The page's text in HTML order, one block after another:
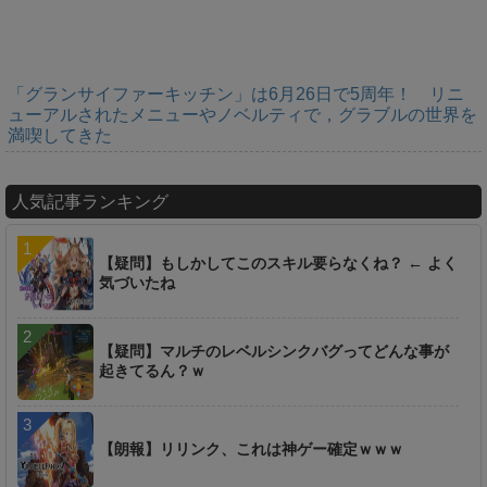
「グランサイファーキッチン」は6月26日で5周年！ リニ
ューアルされたメニューやノベルティで，グラブルの世界を
満喫してきた
人気記事ランキング
【疑問】もしかしてこのスキル要らなくね？ ← よく
気づいたね
【疑問】マルチのレベルシンクバグってどんな事が
起きてるん？ｗ
【朗報】リリンク、これは神ゲー確定ｗｗｗ